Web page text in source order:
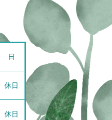
日
休日
休日